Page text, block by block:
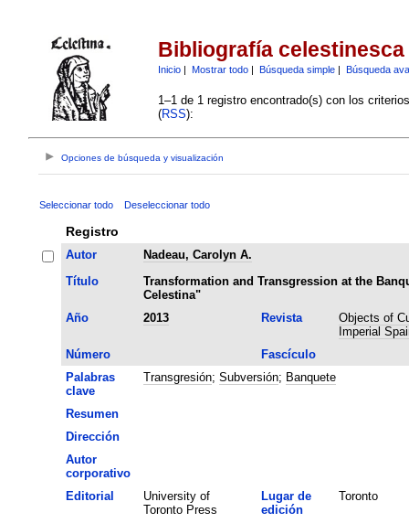
Bibliografía celestinesca
Inicio| Mostrar todo| Búsqueda simple| Búsqueda
1–1 de 1 registro encontrado(s) con los
(RSS):
Opciones de búsqueda y visualización
Seleccionar todo Deseleccionar todo
Registro
Autor
Nadeau, Carolyn A.
Título
Transformation and Transgression at the
Celestina"
Año
2013 Revista
Objects of
Imperial
Número
Fascículo
Palabras
clave
Transgresión; Subversión; Banquete
Resumen
Dirección
Autor
corporativo
Editorial
University of
Toronto Press
Lugar de
edición
Toronto